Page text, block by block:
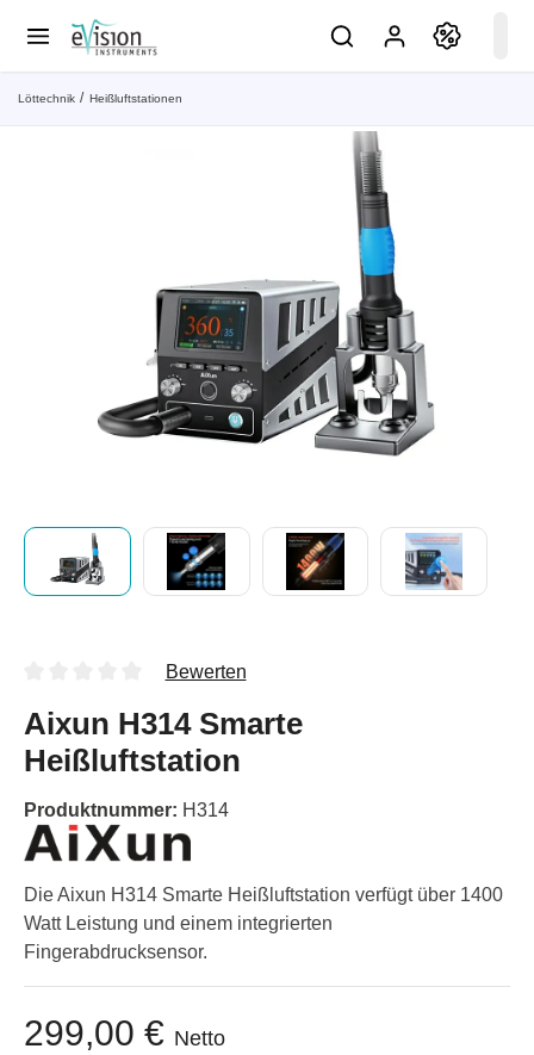
Löttechnik Heißluftstationen
Bewerten
Aixun H314 Smarte
Heißluftstation
Produktnummer: H314
Die Aixun H314 Smarte Heißluftstation verfügt über 1400
Watt Leistung und einem integrierten
Fingerabdrucksensor.
299,00 € Netto